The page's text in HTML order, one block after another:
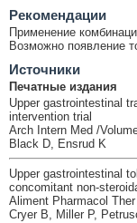
Рекомендации
Применение
Возможно появление
Источники
Печатные издания
Upper gastrointestinal
intervention trial
Arch Intern Med /
Black D, Ensrud K
Upper gastrointestinal
concomitant non-
Aliment Pharmacol
Cryer B, Miller P,